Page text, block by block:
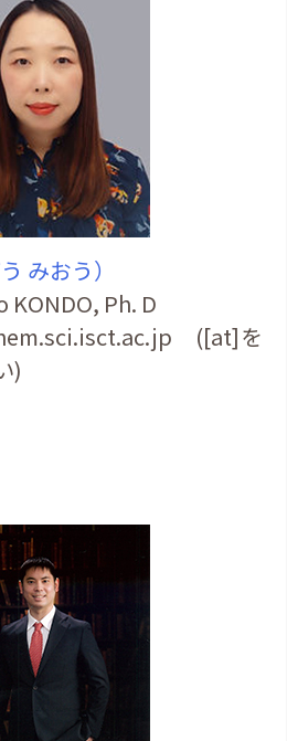
みおう）
KONDO, Ph. D
([at]を
い)